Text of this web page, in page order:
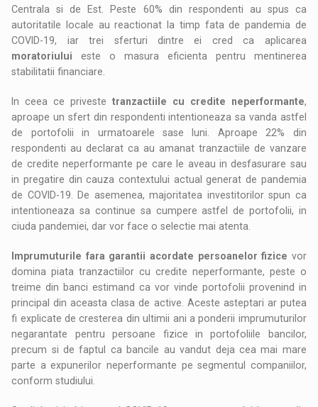
Centrala si de Est. Peste 60% din respondenti au spus ca
autoritatile locale au reactionat la timp fata de pandemia de
COVID-19, iar trei sferturi dintre ei cred ca aplicarea
moratoriului este o masura eficienta pentru mentinerea
stabilitatii financiare.
In ceea ce priveste tranzactiile cu credite neperformante,
aproape un sfert din respondenti intentioneaza sa vanda astfel
de portofolii in urmatoarele sase luni. Aproape 22% din
respondenti au declarat ca au amanat tranzactiile de vanzare
de credite neperformante pe care le aveau in desfasurare sau
in pregatire din cauza contextului actual generat de pandemia
de COVID-19. De asemenea, majoritatea investitorilor spun ca
intentioneaza sa continue sa cumpere astfel de portofolii, in
ciuda pandemiei, dar vor face o selectie mai atenta.
Imprumuturile fara garantii acordate persoanelor fizice vor
domina piata tranzactiilor cu credite neperformante, peste o
treime din banci estimand ca vor vinde portofolii provenind in
principal din aceasta clasa de active. Aceste asteptari ar putea
fi explicate de cresterea din ultimii ani a ponderii imprumuturilor
negarantate pentru persoane fizice in portofoliile bancilor,
precum si de faptul ca bancile au vandut deja cea mai mare
parte a expunerilor neperformante pe segmentul companiilor,
conform studiului.